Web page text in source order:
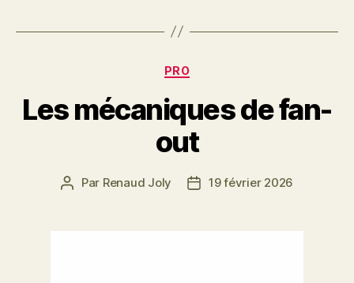
Catégories
PRO
Les mécaniques de fan-
out
Auteur
Par Renaud Joly
Date19 février 2026